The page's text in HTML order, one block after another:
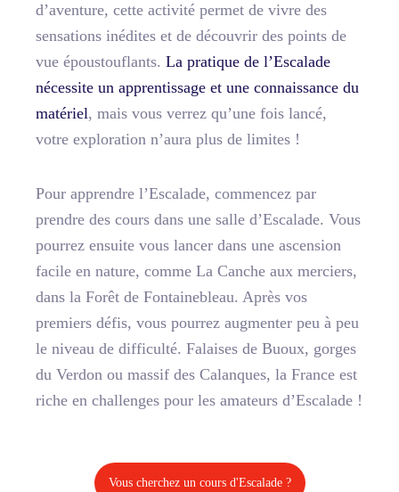
d’aventure, cette activité permet de vivre des
sensations inédites et de découvrir des points de
vue époustouflants. La pratique de l’Escalade
nécessite un apprentissage et une connaissance du
matériel, mais vous verrez qu’une fois lancé,
votre exploration n’aura plus de limites !
Pour apprendre l’Escalade, commencez par
prendre des cours dans une salle d’Escalade. Vous
pourrez ensuite vous lancer dans une ascension
facile en nature, comme La Canche aux merciers,
dans la Forêt de Fontainebleau. Après vos
premiers défis, vous pourrez augmenter peu à peu
le niveau de difficulté. Falaises de Buoux, gorges
du Verdon ou massif des Calanques, la France est
riche en challenges pour les amateurs d’Escalade !
Vous cherchez un cours d'Escalade ?